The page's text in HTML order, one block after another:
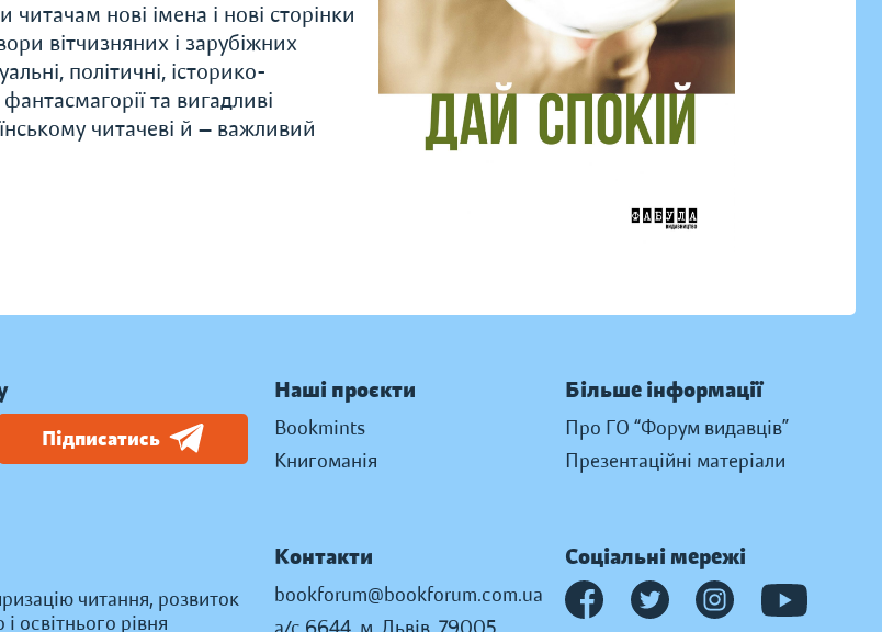
нові імена і нові сторінки
вітчизняних і зарубіжних
політичні, історико-
та вигадливі
читачеві й — важливий
Підписатись
читання, розвиток
освітнього рівня
Наші проєкти
Bookmints
Книгоманія
Більше інформації
Про ГО “Форум видавців”
Презентаційні матеріали
Контакти
bookforum@bookforum.com.ua
Соціальні мережі